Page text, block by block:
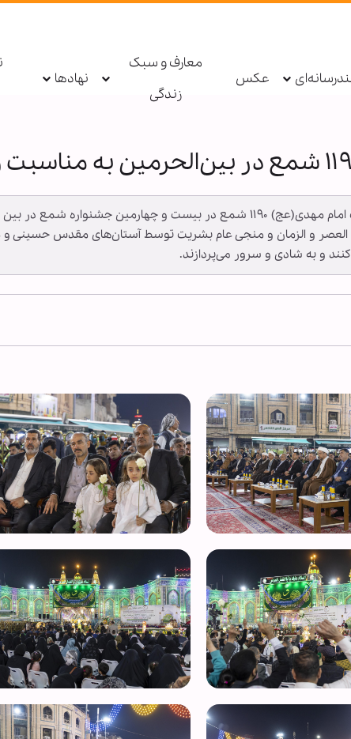
عکس
معارف و سبک
زندگی
نهادها
به گزارش خبرگزاری اهل بیت(ع) ـ ابنا ـ به مناسبت ولادت امام مهدی(عج) ۱۱۹۰ شمع در
و الزمان و منجی عام بشریت توسط آستان‌های مقدس حسینی و
و به شادی و سرور می‌پردازند.